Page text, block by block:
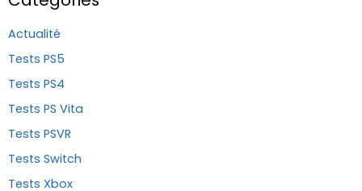
Actualité
Tests PS5
Tests PS4
Tests PS Vita
Tests PSVR
Tests Switch
Tests Xbox